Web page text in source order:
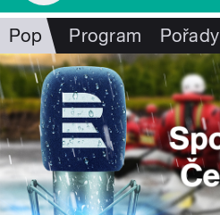
Pop Program Pořady